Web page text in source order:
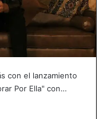
con el lanzamiento
Por Ella" con…